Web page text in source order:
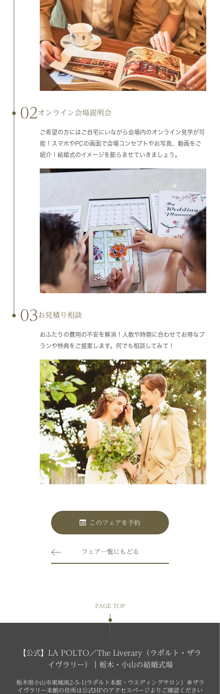
02 オンライン会場説明会
ご希望の方にはご自宅にいながら会場内のオンライン見学が可
能！スマホやPCの画面で会場コンセプトやお写真、動画をご
紹介！結婚式のイメージを膨らませていきましょう。
03お見積り相談
おふたりの費用の不安を解消！人数や時期に合わせてお得なプ
ランや特典をご提案します。何でも相談してみて！
このフェアを予約
フェア一覧にもどる
PAGE TOP
【公式】LA POLTO／The Liverary（ラポルト・ザラ
イヴラリー）｜栃木・小山の結婚式場
栃木県小山市東城南2-5-1(ラポルト本館・ウエディングサロン）※ザラ
イヴラリー本館の住所は公式HPのアクセスページよりご確認ください